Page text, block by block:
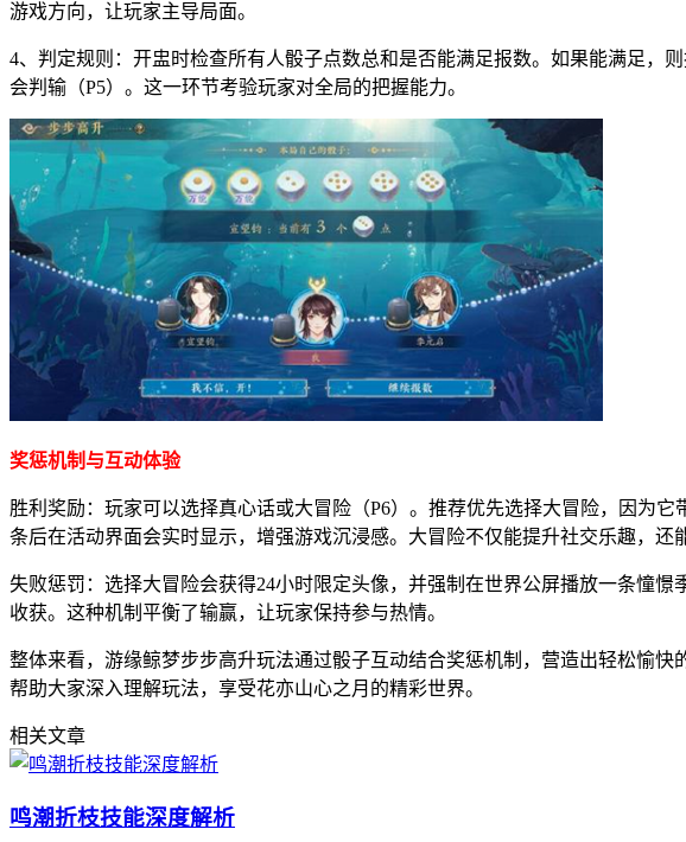
游戏方向，让玩家主导局面。
4、判定规则：开盅时检查所有人骰子点数总和是否能满足报数。如果能满足，
会判输（P5）。这一环节考验玩家对全局的把握能力。
奖惩机制与互动体验
胜利奖励：玩家可以选择真心话或大冒险（P6）。推荐优先选择大冒险，因为
条后在活动界面会实时显示，增强游戏沉浸感。大冒险不仅能提升社交乐趣，还
失败惩罚：选择大冒险会获得24小时限定头像，并强制在世界公屏播放一条憧
收获。这种机制平衡了输赢，让玩家保持参与热情。
整体来看，游缘鲸梦步步高升玩法通过骰子互动结合奖惩机制，营造出轻松愉
帮助大家深入理解玩法，享受花亦山心之月的精彩世界。
相关文章
鸣潮折枝技能深度解析